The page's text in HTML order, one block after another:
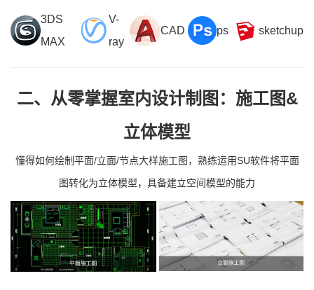
3DS
MAX
V-
ray
CAD ps sketchup
二、从零掌握室内设计制图：施工图&
立体模型
懂得如何绘制平面/立面/节点大样施工图，熟练运用SU软件将平面
图转化为立体模型，具备建立空间模型的能力